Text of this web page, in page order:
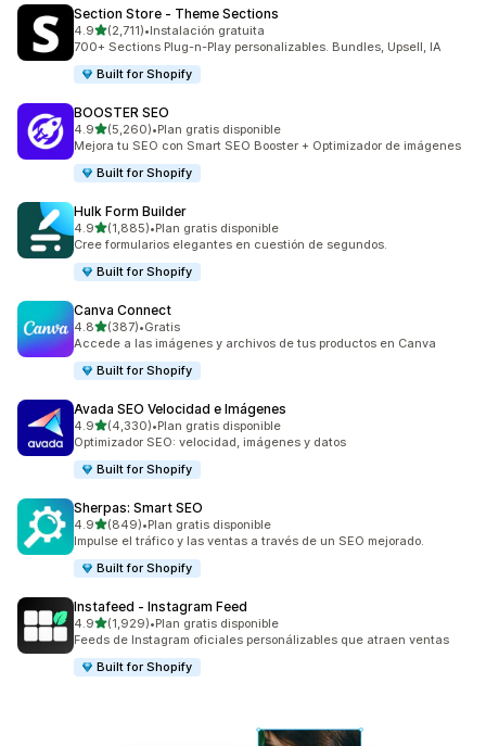
Section Store ‑ Theme Sections
4.9de 5 estrellas
(2,711)
2711 reseñas en total
•Instalación gratuita
700+ Sections Plug-n-Play personalizables. Bundles, Upsell, IA
Built for Shopify
BOOSTER SEO
4.9de 5 estrellas
(5,260)
5260 reseñas en total
•Plan gratis disponible
Mejora tu SEO con Smart SEO Booster + Optimizador de imágenes
Built for Shopify
Hulk Form Builder
4.9de 5 estrellas
(1,885)
1885 reseñas en total
•Plan gratis disponible
Cree formularios elegantes en cuestión de segundos.
Built for Shopify
Canva Connect
4.8de 5 estrellas
(387)
387 reseñas en total
•Gratis
Accede a las imágenes y archivos de tus productos en Canva
Built for Shopify
Avada SEO Velocidad e Imágenes
4.9de 5 estrellas
(4,330)
4330 reseñas en total
•Plan gratis disponible
Optimizador SEO: velocidad, imágenes y datos
Built for Shopify
Sherpas: Smart SEO
4.9de 5 estrellas
(849)
849 reseñas en total
•Plan gratis disponible
Impulse el tráfico y las ventas a través de un SEO mejorado.
Built for Shopify
Instafeed ‑ Instagram Feed
4.9de 5 estrellas
(1,929)
1929 reseñas en total
•Plan gratis disponible
Feeds de Instagram oficiales personálizables que atraen ventas
Built for Shopify